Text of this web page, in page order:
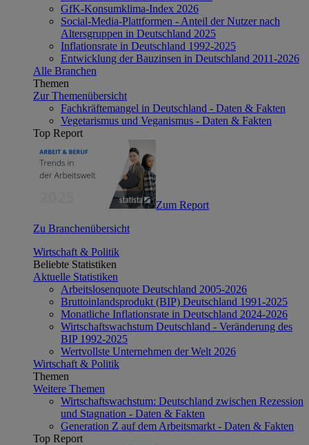
GfK-Konsumklima-Index 2026
Social-Media-Plattformen - Anteil der Nutzer nach
Altersgruppen in Deutschland 2025
Inflationsrate in Deutschland 1992-2025
Entwicklung der Bauzinsen in Deutschland 2011-2026
Alle Branchen
Themen
Zur Themenübersicht
Fachkräftemangel in Deutschland - Daten & Fakten
Vegetarismus und Veganismus - Daten & Fakten
Top Report
Zum Report
Zu Branchenübersicht
Wirtschaft & Politik
Beliebte Statistiken
Aktuelle Statistiken
Arbeitslosenquote Deutschland 2005-2026
Bruttoinlandsprodukt (BIP) Deutschland 1991-2025
Monatliche Inflationsrate in Deutschland 2024-2026
Wirtschaftswachstum Deutschland - Veränderung des
BIP 1992-2025
Wertvollste Unternehmen der Welt 2026
Wirtschaft & Politik
Themen
Weitere Themen
Wirtschaftswachstum: Deutschland zwischen Rezession
und Stagnation - Daten & Fakten
Generation Z auf dem Arbeitsmarkt - Daten & Fakten
Top Report